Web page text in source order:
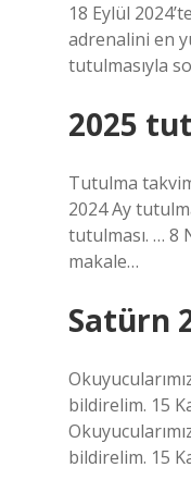
18 Eylül
adrenalini en
tutulmasıyla
2025
Tutulma
2024 Ay
tutulması. … 8
makale…
Satürn
bildirelim. 15
bildirelim. 15